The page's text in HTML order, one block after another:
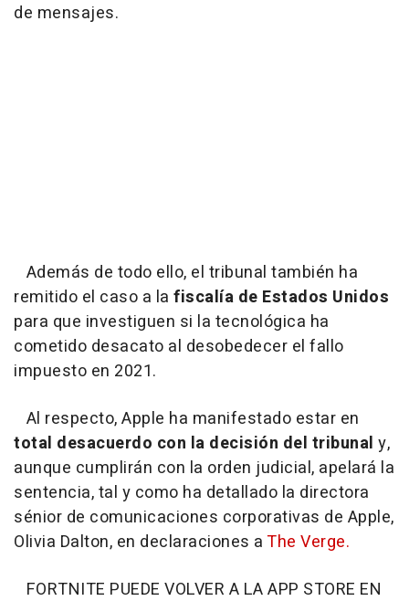
de mensajes.
Además de todo ello, el tribunal también ha
remitido el caso a la fiscalía de Estados Unidos
para que investiguen si la tecnológica ha
cometido desacato al desobedecer el fallo
impuesto en 2021.
Al respecto, Apple ha manifestado estar en
total desacuerdo con la decisión del tribunal y,
aunque cumplirán con la orden judicial, apelará la
sentencia, tal y como ha detallado la directora
sénior de comunicaciones corporativas de Apple,
Olivia Dalton, en declaraciones aThe Verge.
FORTNITE PUEDE VOLVER A LA APP STORE EN